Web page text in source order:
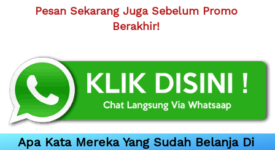
Pesan Sekarang Juga Sebelum Promo
Berakhir!
Apa Kata Mereka Yang Sudah Belanja Di